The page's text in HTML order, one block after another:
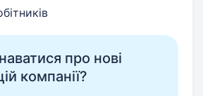
про нові
компанії?